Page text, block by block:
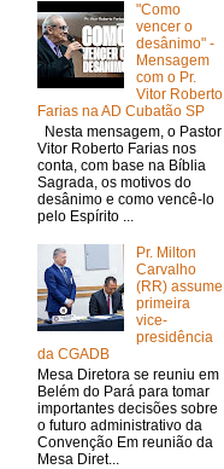
"Como
vencer o
desânimo" -
Mensagem
com o Pr.
Vitor Roberto
Farias na AD Cubatão SP
Nesta mensagem, o Pastor
Vitor Roberto Farias nos
conta, com base na Bíblia
Sagrada, os motivos do
desânimo e como vencê-lo
pelo Espírito ...
Pr. Milton
Carvalho
(RR) assume
primeira
vice-
presidência
da CGADB
Mesa Diretora se reuniu em
Belém do Pará para tomar
importantes decisões sobre
o futuro administrativo da
Convenção Em reunião da
Mesa Diret...